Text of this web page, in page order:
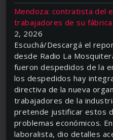
Mendoza: contratista del
trabajadores de su
2, 2026
Escuchá/Descargá el
desde Radio La
fueron despedidos de la
los despedidos hay
directiva de la nueva
trabajadores de la
pretende justificar estos
problemas económicos.
laboralista, dio detalles